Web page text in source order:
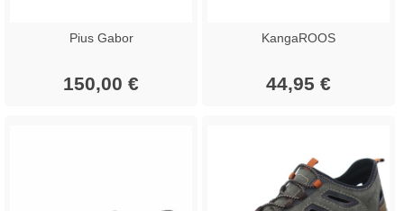
Pius Gabor
150,00 €
KangaROOS
44,95 €